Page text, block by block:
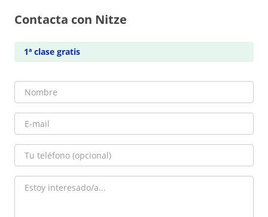
Contacta con Nitze
1ª clase gratis